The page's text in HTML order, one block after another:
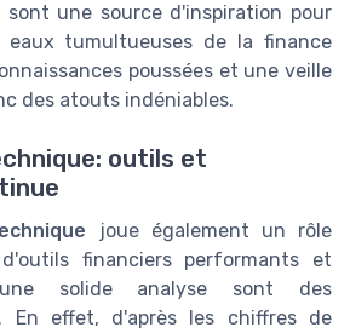
une source d'inspiration pour
eaux tumultueuses de la finance
poussées et une veille
des atouts indéniables.
outils et
joue également un rôle
financiers performants et
solide analyse sont des
En effet, d'après les chiffres de